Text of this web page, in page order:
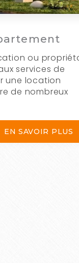
ou
services de
une location
de nombreux
EN SAVOIR PLUS